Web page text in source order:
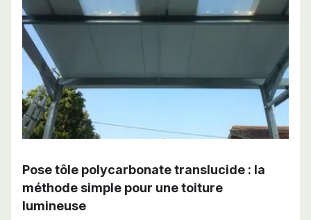
Pose tôle polycarbonate translucide : la
méthode simple pour une toiture
lumineuse